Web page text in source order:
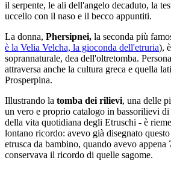
il serpente, le ali dell'angelo decaduto, la
uccello con il naso e il becco appuntiti.
La donna, Phersipnei, la seconda più
è la Velia Velcha, la gioconda dell'etruria),
soprannaturale, dea dell'oltretomba.
attraversa anche la cultura greca e quella
Prosperpina.
Illustrando la tomba dei rilievi, una delle
un vero e proprio catalogo in bassorilievi
della vita quotidiana degli Etruschi - è
lontano ricordo: avevo già disegnato
etrusca da bambino, quando avevo appena
conservava il ricordo di quelle sagome.